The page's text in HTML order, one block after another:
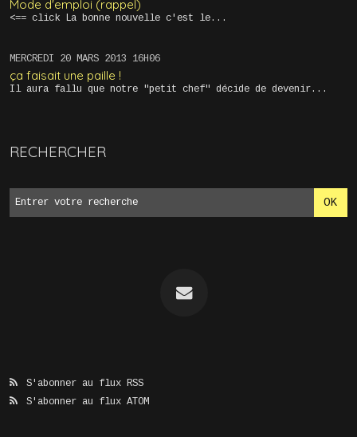
Mode d'emploi (rappel)
<== click La bonne nouvelle c'est le...
MERCREDI 20 MARS 2013 16H06
ça faisait une paille !
Il aura fallu que notre "petit chef" décide de devenir...
RECHERCHER
S'abonner au flux RSS
S'abonner au flux ATOM